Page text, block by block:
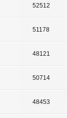
52512
51178
48121
50714
48453